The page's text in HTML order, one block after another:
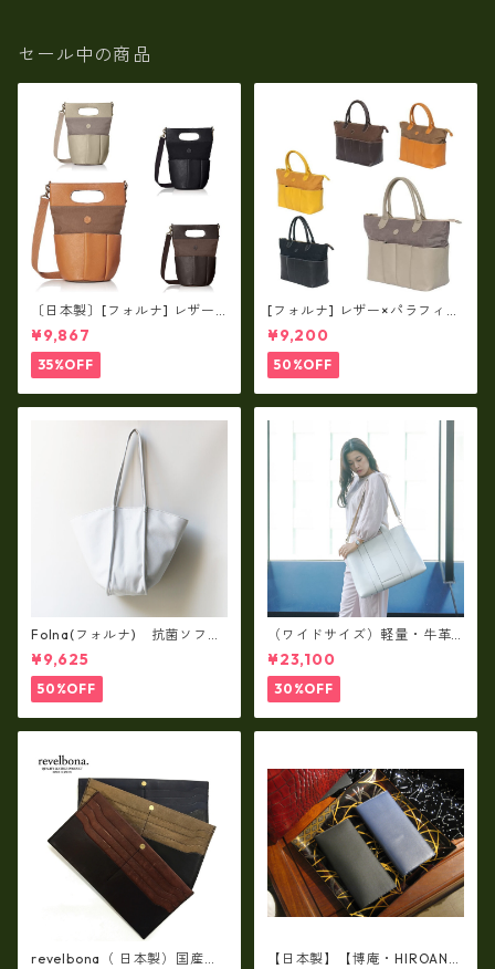
セール中の商品
〔日本製〕[フォルナ] レザー×
パラフィン筒型2way シュリン
クレザー×79Aパラフィン fo
-259630
¥9,867
35%OFF
[フォルナ] レザー×パラフィン
筒型2way シュリンクレザー×
79Aパラフィン トートL fo-2
59632
¥9,200
50%OFF
Folna(フォルナ) 抗菌ソフト
スムースレザー トートバッグ
¥9,625
50%OFF
（ワイドサイズ）軽量・牛革
製品・2WAYヌメ革トートバッ
グ（A3サイズ/日本製）(高収
納）ir-02G
¥23,100
30%OFF
revelbona（ 日本製）国産牛
【日本製】【博庵・HIROAN】